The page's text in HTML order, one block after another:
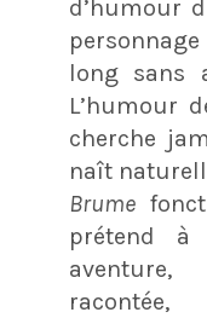
d’humour
long sans
L’humour
cherche
naît
Brume
prétend à